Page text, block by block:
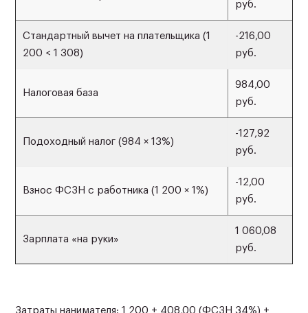
руб.
Стандартный вычет на плательщика (1
200 < 1 308)
-216,00
руб.
Налоговая база
984,00
руб.
Подоходный налог (984 × 13%)
-127,92
руб.
Взнос ФСЗН с работника (1 200 × 1%)
-12,00
руб.
Зарплата «на руки»
1 060,08
руб.
Затраты нанимателя: 1 200 + 408,00 (ФСЗН 34%) +